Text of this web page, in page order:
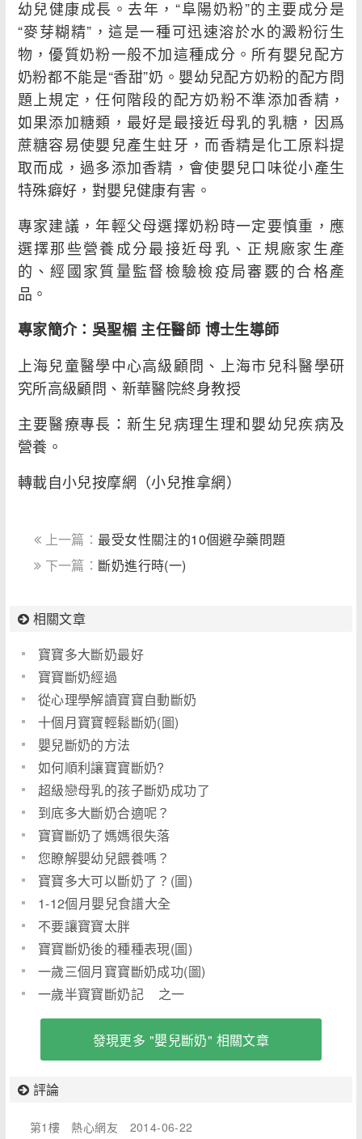
幼兒健康成長。去年，“阜陽奶粉”的主要成分是
“麥芽糊精”，這是一種可迅速溶於水的澱粉衍生
物，優質奶粉一般不加這種成分。所有嬰兒配方
奶粉都不能是“香甜”奶。嬰幼兒配方奶粉的配方問
題上規定，任何階段的配方奶粉不準添加香精，
如果添加糖類，最好是最接近母乳的乳糖，因爲
蔗糖容易使嬰兒產生蛀牙，而香精是化工原料提
取而成，過多添加香精，會使嬰兒口味從小產生
特殊癖好，對嬰兒健康有害。
專家建議，年輕父母選擇奶粉時一定要慎重，應
選擇那些營養成分最接近母乳、正規廠家生產
的、經國家質量監督檢驗檢疫局審覈的合格產
品。
專家簡介：吳聖楣 主任醫師 博士生導師
上海兒童醫學中心高級顧問、上海市兒科醫學研
究所高級顧問、新華醫院終身教授
主要醫療專長：新生兒病理生理和嬰幼兒疾病及
營養。
轉載自小兒按摩網（小兒推拿網）
上一篇： 最受女性關注的10個避孕藥問題
下一篇： 斷奶進行時(一)
相關文章
寶寶多大斷奶最好
寶寶斷奶經過
從心理學解讀寶寶自動斷奶
十個月寶寶輕鬆斷奶(圖)
嬰兒斷奶的方法
如何順利讓寶寶斷奶?
超級戀母乳的孩子斷奶成功了
到底多大斷奶合適呢？
寶寶斷奶了媽媽很失落
您瞭解嬰幼兒餵養嗎？
寶寶多大可以斷奶了？(圖)
1-12個月嬰兒食譜大全
不要讓寶寶太胖
寶寶斷奶後的種種表現(圖)
一歲三個月寶寶斷奶成功(圖)
一歲半寶寶斷奶記 之一
發現更多 "嬰兒斷奶" 相關文章
評論
第1樓 熱心網友
2014-06-22